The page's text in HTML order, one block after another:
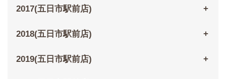
2017(五日市駅前店)
2018(五日市駅前店)
2019(五日市駅前店)